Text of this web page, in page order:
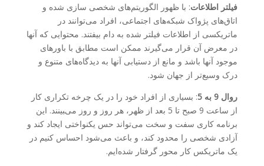
فیلتر اطلاعات: با ظهور الگوریتم‌های شخصی سازی شده و
اتاق‌های پژواک شبکه‌های اجتماعی، افراد می‌توانند در
ماتریکسی از اطلاعات فیلتر شده به دام بیفتند. محتوایی که آنها
در معرض آن قرار می‌گیرند ممکن است مطابق با باورهای
موجود آنها باشد و مانع از دستیابی آنها به دیدگاه‌های متنوع و
درک وسیع‌تر از جهان شود.
روال 9 به 5
: بسیاری از افراد خود را در یک چرخه تکراری کار
از ساعت 9 صبح تا 5 بعد از ظهر، هر روز و روز می‌‍بینند. این
برنامه کاری سفت و سخت می‌تواند حس یکنواختی ایجاد کند و
آزادی شخصی را محدود کند، و باعث می‌شود احساس کنیم در
یک ماتریکس کار محور گرفتار شده‌ایم.